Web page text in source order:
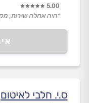
5.00
״היה אחלה שירות,
ס.י. חלבי לאיטום